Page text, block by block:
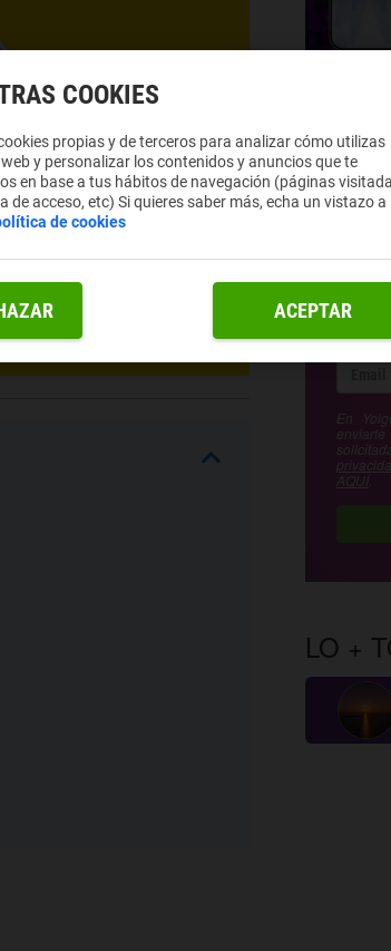
En
AQUÍ
LO +
COOKIES
propias y de terceros para analizar cómo utilizas
y personalizar los contenidos y anuncios que te
en base a tus hábitos de navegación (páginas
de acceso, etc) Si quieres saber más, echa un vistazo a
de cookies
ACEPTAR